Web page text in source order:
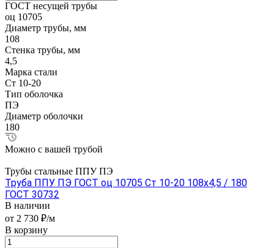
ГОСТ несущей трубы
оц 10705
Диаметр трубы, мм
108
Стенка трубы, мм
4,5
Марка стали
Ст 10-20
Тип оболочка
ПЭ
Диаметр оболочки
180
Можно с вашей трубой
Трубы стальные ППУ ПЭ
Труба ППУ ПЭ ГОСТ оц 10705 Ст 10-20 108x4,5 / 180
ГОСТ 30732
В наличии
от 2 730 ₽/м
В корзину